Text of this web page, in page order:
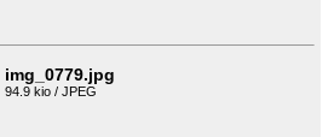
img_0779.jpg
94.9 kio / JPEG